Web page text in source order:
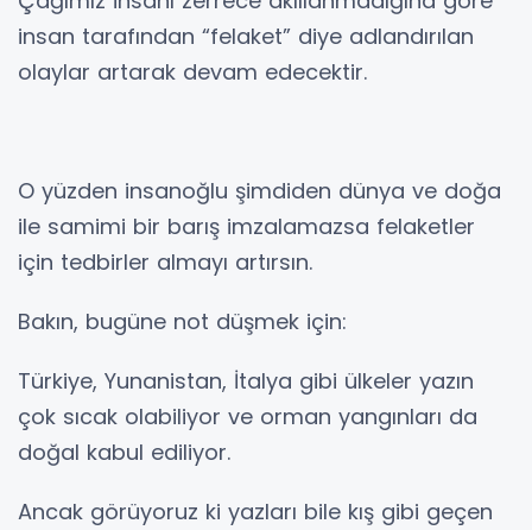
insan tarafından “felaket” diye adlandırılan
olaylar artarak devam edecektir.
O yüzden insanoğlu şimdiden dünya ve doğa
ile samimi bir barış imzalamazsa felaketler
için tedbirler almayı artırsın.
Bakın, bugüne not düşmek için:
Türkiye, Yunanistan, İtalya gibi ülkeler yazın
çok sıcak olabiliyor ve orman yangınları da
doğal kabul ediliyor.
Ancak görüyoruz ki yazları bile kış gibi geçen